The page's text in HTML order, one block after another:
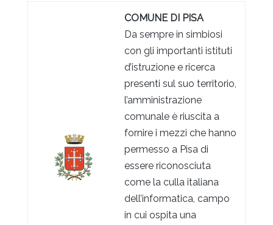
COMUNE DI PISA
Da sempre in simbiosi
con gli importanti istituti
d’istruzione e ricerca
presenti sul suo territorio,
l’amministrazione
comunale è riuscita a
fornire i mezzi che hanno
permesso a Pisa di
essere riconosciuta
come la culla italiana
dell’informatica, campo
in cui ospita una